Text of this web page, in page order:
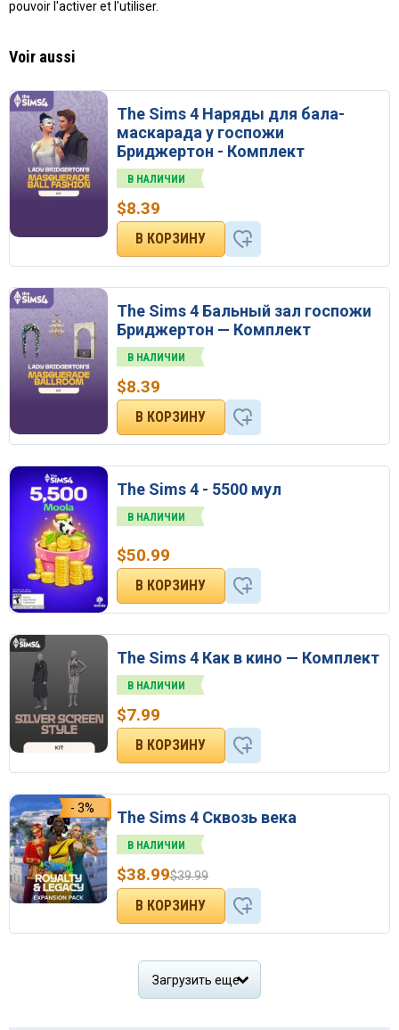
pouvoir l'activer et l'utiliser.
Voir aussi
The Sims 4 Наряды для бала-
маскарада у госпожи
Бриджертон - Комплект
В НАЛИЧИИ
$8.39
The Sims 4 Бальный зал госпожи
Бриджертон — Комплект
В НАЛИЧИИ
$8.39
The Sims 4 - 5500 мул
В НАЛИЧИИ
$50.99
The Sims 4 Как в кино — Комплект
В НАЛИЧИИ
$7.99
- 3% The Sims 4 Сквозь века
В НАЛИЧИИ
$39.99
$38.99
Загрузить еще